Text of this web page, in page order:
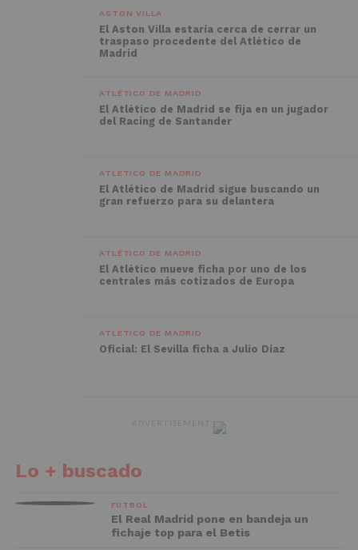
ASTON VILLA
El Aston Villa estaría cerca de cerrar un
traspaso procedente del Atlético de
Madrid
ATLÉTICO DE MADRID
El Atlético de Madrid se fija en un jugador
del Racing de Santander
ATLÉTICO DE MADRID
El Atlético de Madrid sigue buscando un
gran refuerzo para su delantera
ATLÉTICO DE MADRID
El Atlético mueve ficha por uno de los
centrales más cotizados de Europa
ATLÉTICO DE MADRID
Oficial: El Sevilla ficha a Julio Díaz
Lo + buscado
FÚTBOL
El Real Madrid pone en bandeja un
fichaje top para el Betis